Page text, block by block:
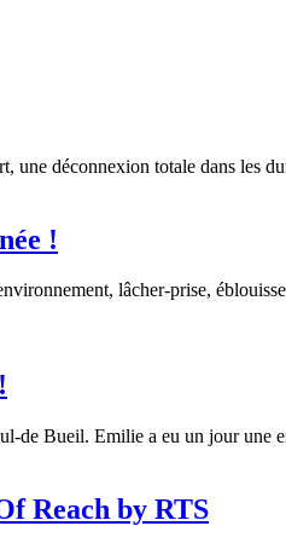
une déconnexion totale dans les
!
lâcher-prise,
Bueil. Emilie a eu un jour une
Reach by RTS